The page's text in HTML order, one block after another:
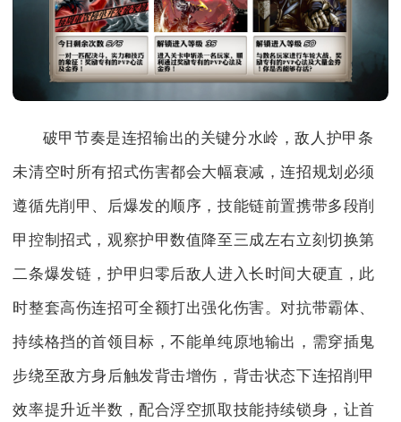
破甲节奏是连招输出的关键分水岭，敌人护甲条
未清空时所有招式伤害都会大幅衰减，连招规划必须
遵循先削甲、后爆发的顺序，技能链前置携带多段削
甲控制招式，观察护甲数值降至三成左右立刻切换第
二条爆发链，护甲归零后敌人进入长时间大硬直，此
时整套高伤连招可全额打出强化伤害。对抗带霸体、
持续格挡的首领目标，不能单纯原地输出，需穿插鬼
步绕至敌方身后触发背击增伤，背击状态下连招削甲
效率提升近半数，配合浮空抓取技能持续锁身，让首